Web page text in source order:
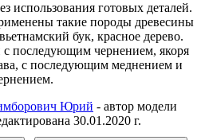
использования готовых деталей.
такие породы древесины
бук, красное дерево.
последующим чернением, якоря
с последующим меднением и
Юрий - автор модели
30.01.2020 г.